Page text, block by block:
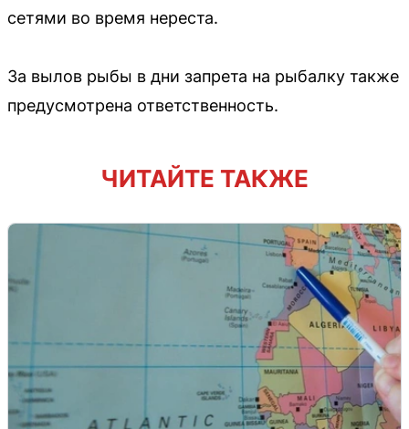
сетями во время нереста.
За вылов рыбы в дни запрета на рыбалку также
предусмотрена ответственность.
ЧИТАЙТЕ ТАКЖЕ